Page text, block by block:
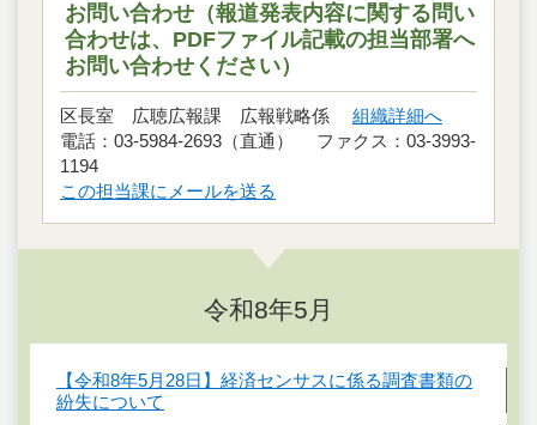
お問い合わせ（報道発表内容に関する問い
合わせは、PDFファイル記載の担当部署へ
お問い合わせください）
区長室 広聴広報課 広報戦略係 組織詳細へ
電話：03-5984-2693（直通） ファクス：03-3993-
1194
この担当課にメールを送る
令和8年5月
【令和8年5月28日】経済センサスに係る調査書類の
紛失について